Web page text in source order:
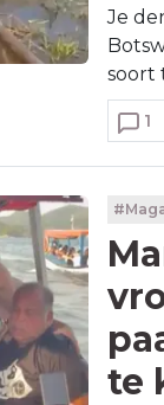
Je
soort
1
te